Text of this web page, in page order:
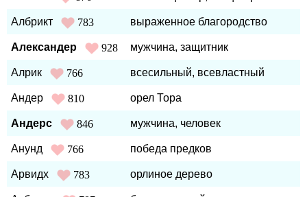
Албрикт 783 выраженное благородство
Александер 928 мужчина, защитник
Алрик 766 всесильный, всевластный
Андер 810 орел Тора
Андерс 846 мужчина, человек
Анунд 766 победа предков
Арвидх 783 орлиное дерево